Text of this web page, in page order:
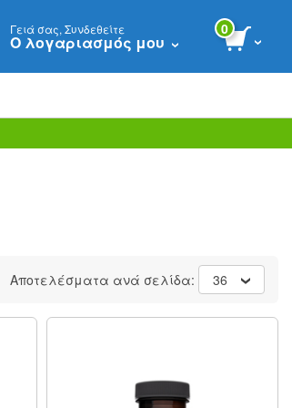
Γειά σας, Συνδεθείτε
Ο λογαριασμός μου
0
Αποτελέσματα ανά σελίδα: 36